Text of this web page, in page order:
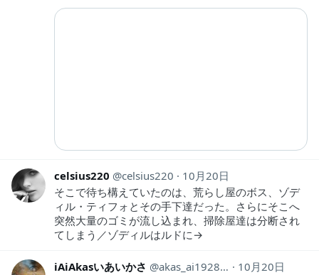
celsius220 celsius220
10月20日
そこで待ち構えていたのは、荒らし屋のボス、ゾデ
ィル・ティフォとその手下達だった。さらにそこへ
突然大量のゴミが流し込まれ、掃除屋達は分断され
てしまう／ゾディルはルドに→
iAiAkasいあいかさ akas_ai19281118
10月20日